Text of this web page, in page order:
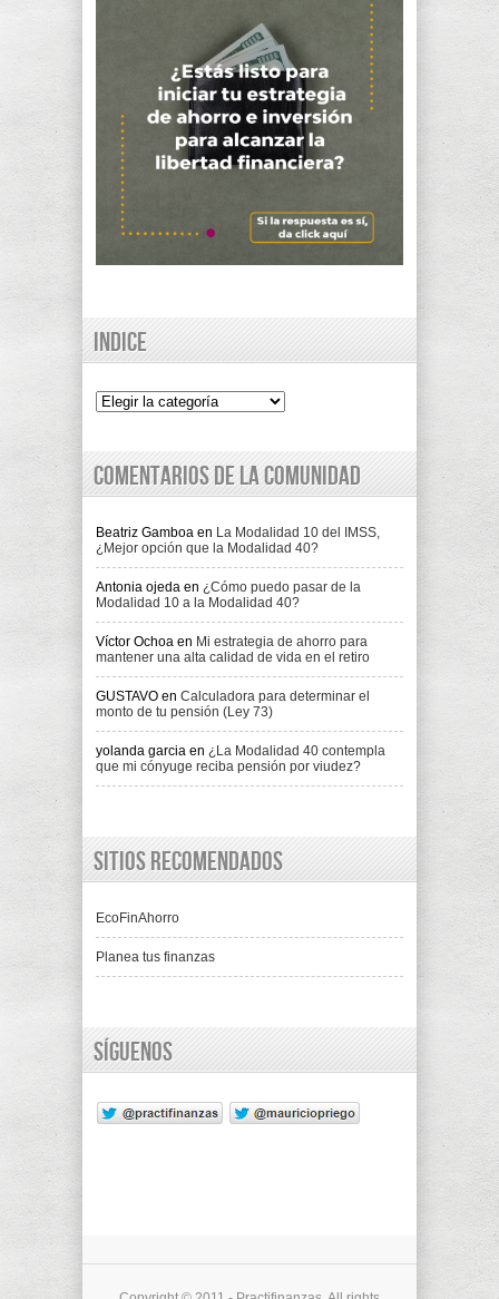
Indice
Indice
Comentarios de la comunidad
Beatriz Gamboa en La Modalidad 10 del IMSS,
¿Mejor opción que la Modalidad 40?
Antonia ojeda en ¿Cómo puedo pasar de la
Modalidad 10 a la Modalidad 40?
Víctor Ochoa en Mi estrategia de ahorro para
mantener una alta calidad de vida en el retiro
GUSTAVO en Calculadora para determinar el
monto de tu pensión (Ley 73)
yolanda garcia en ¿La Modalidad 40 contempla
que mi cónyuge reciba pensión por viudez?
Sitios recomendados
EcoFinAhorro
Planea tus finanzas
Síguenos